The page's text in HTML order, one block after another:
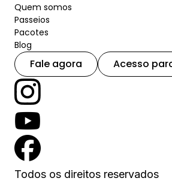
Quem somos
Passeios
Pacotes
Blog
Fale agora Acesso
Todos os direitos reservados